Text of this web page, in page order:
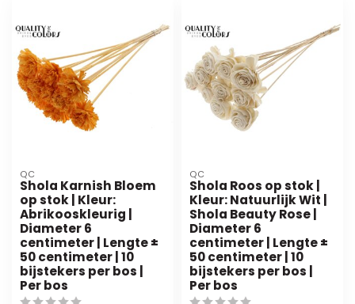
QC
Shola Karnish Bloem
op stok | Kleur:
Abrikooskleurig |
Diameter 6
centimeter | Lengte ±
50 centimeter | 10
bijstekers per bos |
Per bos
QC
Shola Roos op stok |
Kleur: Natuurlijk Wit |
Shola Beauty Rose |
Diameter 6
centimeter | Lengte ±
50 centimeter | 10
bijstekers per bos |
Per bos